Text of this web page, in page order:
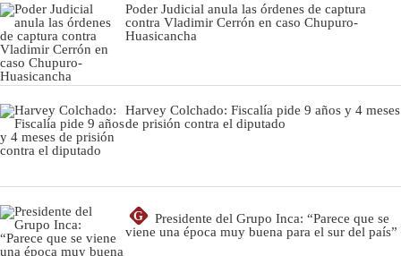
Poder Judicial anula las órdenes de captura
contra Vladimir Cerrón en caso Chupuro-
Huasicancha
Harvey Colchado: Fiscalía pide 9 años y 4 meses
de prisión contra el diputado
G
Presidente del Grupo Inca: “Parece que se
viene una época muy buena para el sur del país”